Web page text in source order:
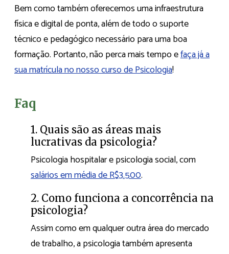
Bem como também oferecemos uma infraestrutura
física e digital de ponta, além de todo o suporte
técnico e pedagógico necessário para uma boa
formação. Portanto, não perca mais tempo efaça já a
sua matrícula no nosso curso de Psicologia!
Faq
1. Quais são as áreas mais
lucrativas da psicologia?
Psicologia hospitalar e psicologia social, com
salários em média de R$3.500.
2. Como funciona a concorrência na
psicologia?
Assim como em qualquer outra área do mercado
de trabalho, a psicologia também apresenta